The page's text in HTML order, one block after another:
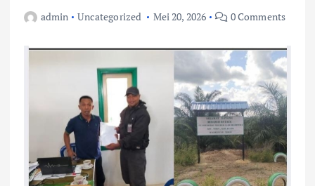
admin Uncategorized Mei 20, 2026 0 Comments